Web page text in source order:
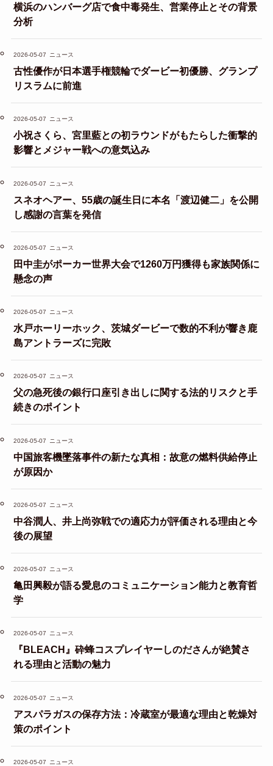
横浜のハンバーグ店で食中毒発生、営業停止とその背景
分析
2026-05-07 ニュース
古性優作が日本選手権競輪でダービー初優勝、グランプ
リスラムに前進
2026-05-07 ニュース
小祝さくら、宮里藍との初ラウンドがもたらした衝撃的
影響とメジャー戦への意気込み
2026-05-07 ニュース
スネオヘアー、55歳の誕生日に本名「渡辺健二」を公開
し感謝の言葉を発信
2026-05-07 ニュース
田中圭がポーカー世界大会で1260万円獲得も家族関係に
懸念の声
2026-05-07 ニュース
水戸ホーリーホック、茨城ダービーで数的不利が響き鹿
島アントラーズに完敗
2026-05-07 ニュース
父の急死後の銀行口座引き出しに関する法的リスクと手
続きのポイント
2026-05-07 ニュース
中国旅客機墜落事件の新たな真相：故意の燃料供給停止
が原因か
2026-05-07 ニュース
中谷潤人、井上尚弥戦での適応力が評価される理由と今
後の展望
2026-05-07 ニュース
亀田興毅が語る愛息のコミュニケーション能力と教育哲
学
2026-05-07 ニュース
『BLEACH』砕蜂コスプレイヤーしのださんが絶賛さ
れる理由と活動の魅力
2026-05-07 ニュース
アスパラガスの保存方法：冷蔵室が最適な理由と乾燥対
策のポイント
2026-05-07 ニュース